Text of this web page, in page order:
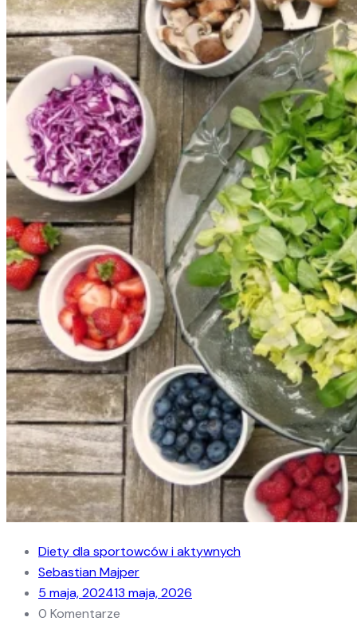
Diety dla sportowców i aktywnych
Sebastian Majper
5 maja, 202413 maja, 2026
0 Komentarze